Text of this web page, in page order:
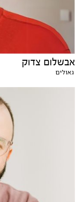
אבשלום צדוק
גאולים